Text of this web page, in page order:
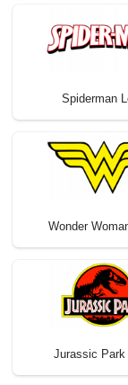
Spiderman
Wonder
Jurassic Park